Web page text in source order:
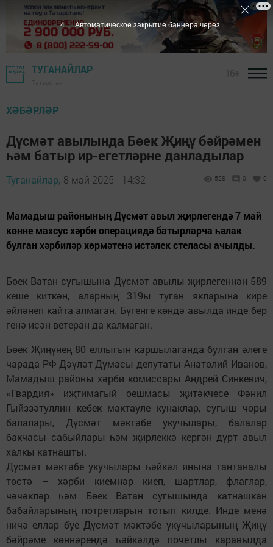
ТУГАНАЙЛАР
ХӘБӘРЛӘР
Дүсмәт авылында Бөек Җиңү бәйрәмен
һәм батыр ир-егетләрне данладылар
Туганайлар, 8 май 2025 - 14:32 528 0 0
Мамадыш районының Дүсмәт авыл җирлегендә 7 май
көнне махсус хәрби операциядә батырларча һәлак
булган хәрбиләр хөрмәтенә истәлек стеласы ачылды.
Бөек Ватан сугышына Дүсмәт авылы җирлегеннән 589
кеше киткән, аларның 319ы туган якларына кире
әйләнеп кайта алмаган. Бүгенге көндә авылда инде бер
генә исән ветеран да калмаган.
Бөек Җиңүнең 80 еллыгын каршылаганда булган әлеге
чарада РФ Дәүләт Думасы депутаты Анатолий Иванов,
Мамадыш районы хәрби комиссары Андрей Синкевич,
«Гвардия» иҗтимагый оешмасы җитәкчесе Фәнил
Гыйззәтуллин кебек мактауле кунаклар, сугыш чоры
балалары, Дүсмәт мәктәбе укучылары, балалар
бакчасы сабыйлары һәм җирлеккә кергән дүрт авыл
халкы катнашты.
Дүсмәт мәктәбе укучылары һәйкәл янына тантаналы
төстә – хәрби киемнәр киеп, шартлар, флаглар,
чәчәкләр һәм Бөек Ватан сугышында катнашкан
бабайларының потретларын тотып килде. Инде менә
ничә еллар буе Дүсмәт мәктәбе укучыларының Җиңү
бәйрәме көннәрендә һәйкәлдә почетлы каравылда
2 Автоматическое закрытие баннера через